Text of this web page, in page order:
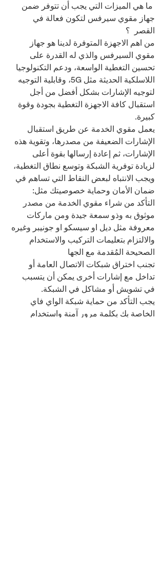
ما هي الميزات التي يجب أن تتوفر ضمن
جهاز مقوي سيرفس لتكون فعالة في
القصر  ؟
من اهم الاجهزة المتوفرة لدينا هو جهاز
مقوي السيرفس والذي له القدرة على
تحسين التغطية الواسعة، ودعم التكنولوجيا
اللاسلكية الحديثة مثل 5G، وقابلية التوجيه
لتوجيه الإشارات بشكل أفضل من أجل
استقبال كافة الاجهزة التغطية بجودة وقوة
كبيرة.
يعمل مقوي الخدمة عن طريق استقبال
الإشارات الضعيفة من مصدرها، وتقوية هذه
الإشارات، ثم إعادة إرسالها بقوة أعلى
لزيادة توفرية الشبكة وتوسع نطاق التغطية،
ويجب الانتباه لبعض النقاط التي تساهم في
ضمان الأمان وحماية خصوصيتك مثل:
التأكد من شراء مقوي الخدمة من مصدر
موثوق به وذو سمعة جيدة ومن ماركات
معروفة مثل ديل او سيسكو او جونيبر وغيره
والالتزام بتعليمات التركيب والاستخدام
الصحيحة المُقدمة مع الجها
تجنب اختراق شبكات الاتصال العامة أو
تداخل مع إشارات أخرى يمكن أن يتسبب
في تشويش أو مشاكل في الشبكة.
يجب التأكد من حماية شبكة الواي فاي
الخاصة بك بكلمة مرور آمنة واستخدام